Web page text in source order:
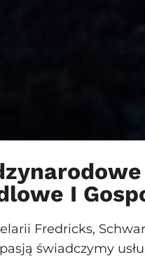
I
Fredricks,
świadczymy